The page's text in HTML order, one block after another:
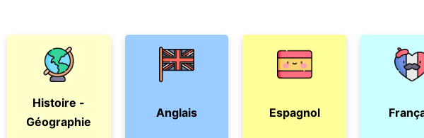
Histoire -
Géographie
Anglais Espagnol